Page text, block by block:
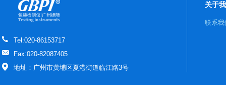
Tel:020-86153717
Fax:020-82087405
地址：广州市黄埔区夏港街道临江路3号
关于
联系我